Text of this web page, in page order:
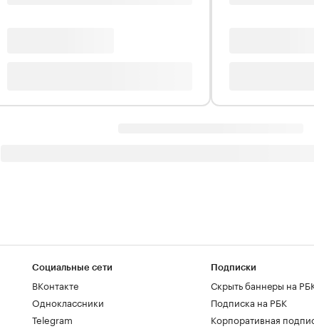
Социальные сети
ВКонтакте
Одноклассники
Telegram
Подписки
Скрыть баннеры на
Подписка на РБК
Корпоративная